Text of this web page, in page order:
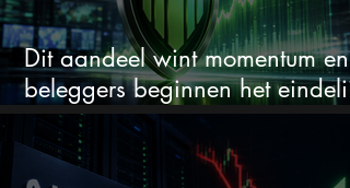
Dit aandeel wint momentum en
beleggers beginnen het eindelijk
te zien